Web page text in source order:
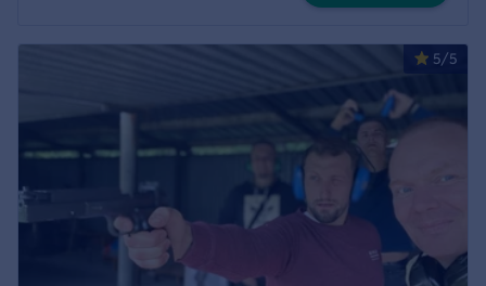
5/5